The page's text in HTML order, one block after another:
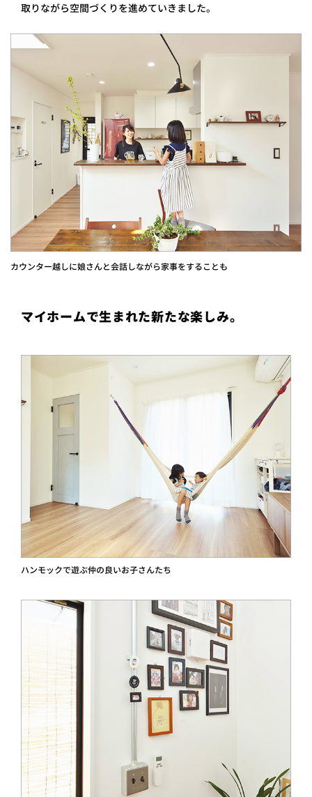
取りながら空間づくりを進めていきました。
カウンター越しに娘さんと会話しながら家事をすることも
マイホームで生まれた新たな楽しみ。
ハンモックで遊ぶ仲の良いお子さんたち